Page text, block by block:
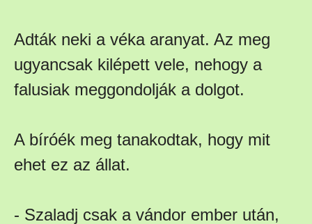
Adták neki a véka aranyat. Az meg
ugyancsak kilépett vele, nehogy a
falusiak meggondolják a dolgot.
A bíróék meg tanakodtak, hogy mit
ehet ez az állat.
- Szaladj csak a vándor ember után,